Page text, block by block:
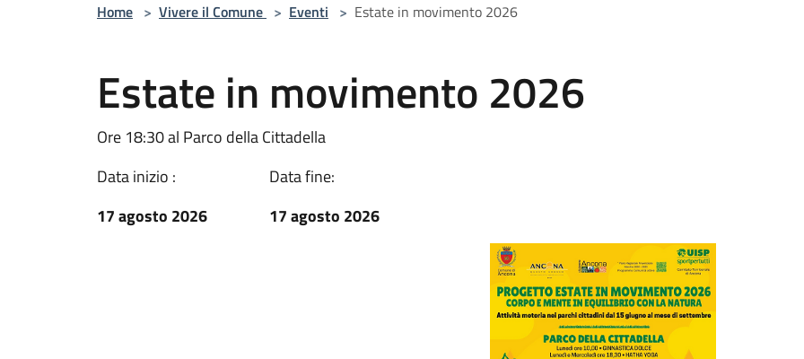
Home > Vivere il Comune > Eventi > Estate in movimento 2026
Estate in movimento 2026
Ore 18:30 al Parco della Cittadella
Data inizio :
17 agosto 2026
Data fine:
17 agosto 2026